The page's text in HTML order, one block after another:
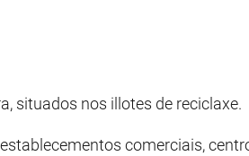
situados nos illotes de reciclaxe.
comerciais,